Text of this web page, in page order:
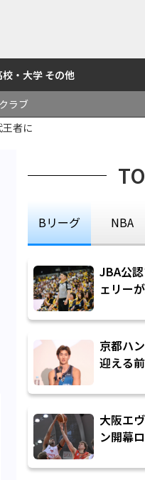
・大学 その他
クラブ
者に
Bリーグ NBA
JBA公
ェリー
平は
れを告
京都ハ
迎える
チーム
められ
大阪エ
ン開幕
FIGHT
し進め